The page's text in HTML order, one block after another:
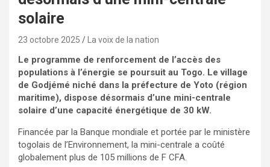
solaire
23 octobre 2025 La voix de la nation
Le programme de renforcement de l’accès des
populations à l’énergie se poursuit au Togo. Le village
de Godjémé niché dans la préfecture de Yoto (région
maritime), dispose désormais d’une mini-centrale
solaire d’une capacité énergétique de 30 kW.
Financée par la Banque mondiale et portée par le ministère
togolais de l’Environnement, la mini-centrale a coûté
globalement plus de 105 millions de F CFA.